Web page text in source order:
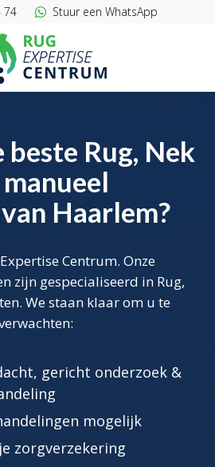
74 Stuur een WhatsApp
beste Rug, Nek
Haarlem?
Centrum. Onze
zijn gespecialiseerd in Rug,
We staan klaar om u te
gericht onderzoek &
mogelijk
zorgverzekering